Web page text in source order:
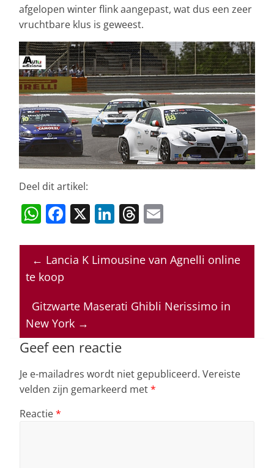
afgelopen winter flink aangepast, wat dus een zeer
vruchtbare klus is geweest.
Deel dit artikel:
W
at
s
p
p
F
c
e
o
o
k
X Li
k
e
n
T
re
a
s
ai
l
← Lancia K Limousine van Agnelli online
te koop
Gitzwarte Maserati Ghibli Nerissimo in
New York →
Geef een reactie
Je e-mailadres wordt niet gepubliceerd. Vereiste
velden zijn gemarkeerd met*
Reactie*